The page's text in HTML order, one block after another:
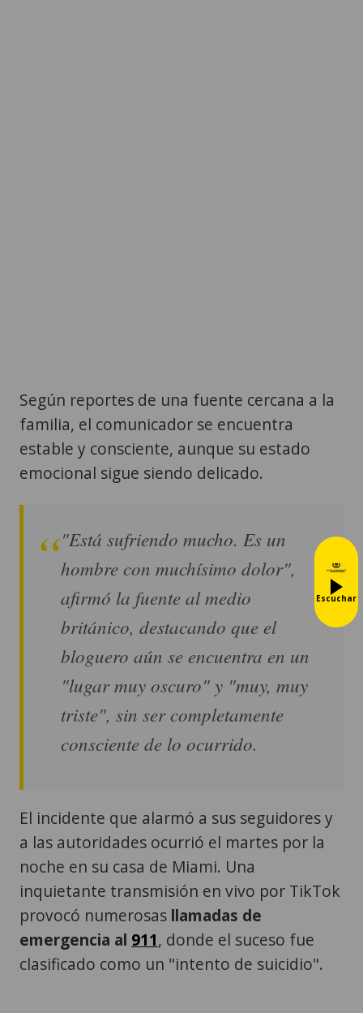
Según reportes de una fuente cercana a la
familia, el comunicador se encuentra
estable y consciente, aunque su estado
emocional sigue siendo delicado.
"Está sufriendo mucho. Es un
hombre con muchísimo dolor",
afirmó la fuente al medio
británico, destacando que el
bloguero aún se encuentra en un
"lugar muy oscuro" y "muy, muy
triste", sin ser completamente
consciente de lo ocurrido.
El incidente que alarmó a sus seguidores y
a las autoridades ocurrió el martes por la
noche en su casa de Miami. Una
inquietante transmisión en vivo por TikTok
provocó numerosas llamadas de
emergencia al 911, donde el suceso fue
clasificado como un "intento de suicidio".
Escuchar